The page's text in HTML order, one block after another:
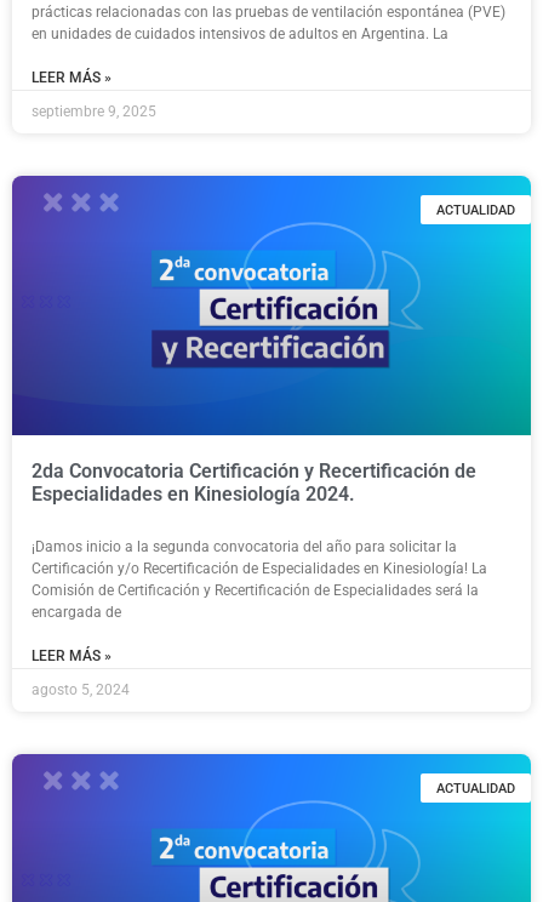
prácticas relacionadas con las pruebas de ventilación espontánea (PVE)
en unidades de cuidados intensivos de adultos en Argentina. La
LEER MÁS »
septiembre 9, 2025
ACTUALIDAD
2da Convocatoria Certificación y Recertificación de
Especialidades en Kinesiología 2024.
¡Damos inicio a la segunda convocatoria del año para solicitar la
Certificación y/o Recertificación de Especialidades en Kinesiología! La
Comisión de Certificación y Recertificación de Especialidades será la
encargada de
LEER MÁS »
agosto 5, 2024
ACTUALIDAD